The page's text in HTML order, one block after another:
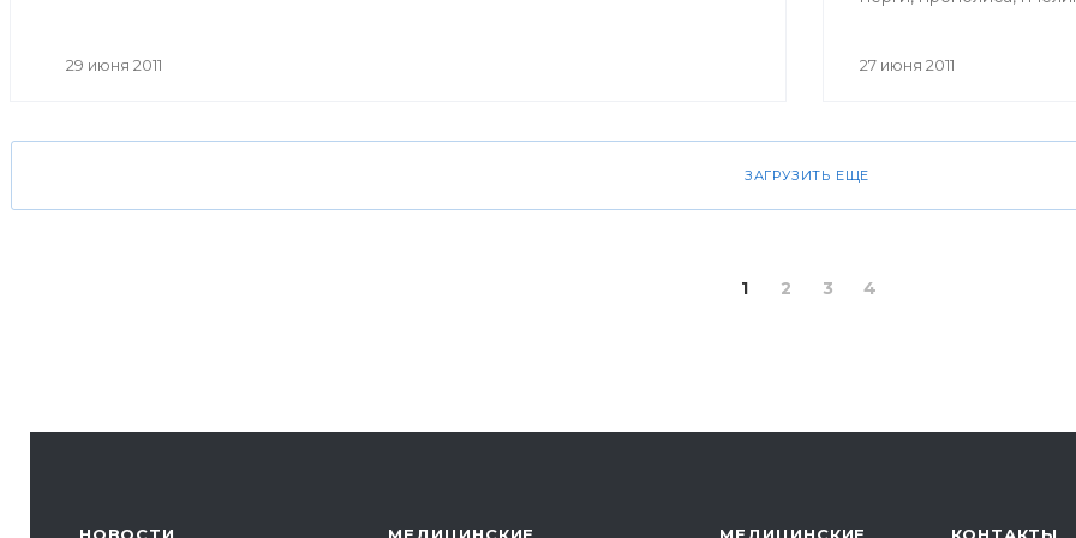
29 июня 2011 27 июня 2011
ЗАГРУЗИТЬ ЕЩЕ
1 2 3 4